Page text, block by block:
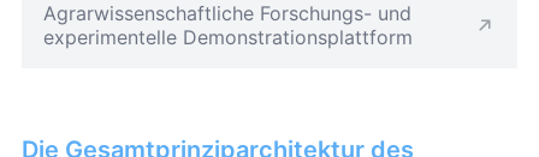
Agrarwissenschaftliche Forschungs- und
experimentelle Demonstrationsplattform
Die Gesamtprinziparchitektur des